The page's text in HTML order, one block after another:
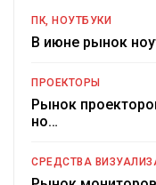
ПК, НОУТБУКИ
В июне рынок
ПРОЕКТОРЫ
Рынок
но…
СРЕДСТВА